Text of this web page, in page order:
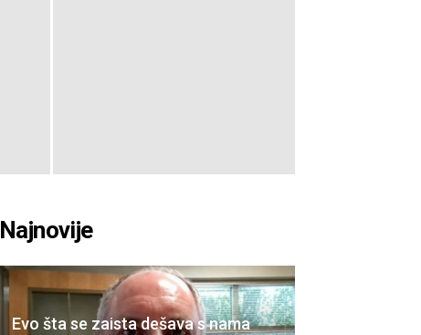
Najnovije
Evo šta se zaista dešava s nama